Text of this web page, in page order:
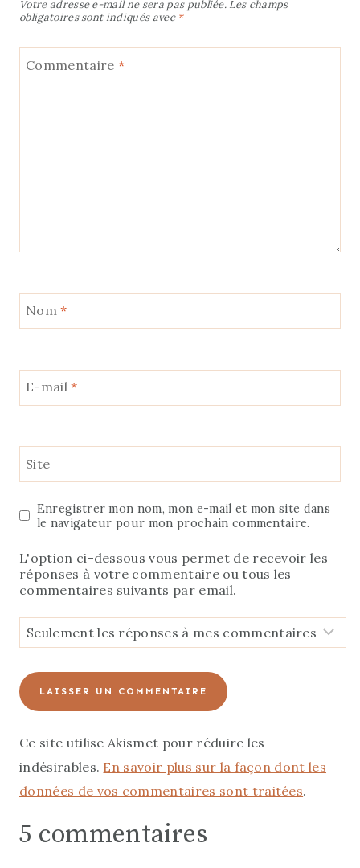
Votre adresse e-mail ne sera pas publiée. Les champs
obligatoires sont indiqués avec *
Commentaire *
Nom*
E-mail*
Site
Enregistrer mon nom, mon e-mail et mon site dans
le navigateur pour mon prochain commentaire.
L'option ci-dessous vous permet de recevoir les
réponses à votre commentaire ou tous les
commentaires suivants par email.
Ce site utilise Akismet pour réduire les
indésirables. En savoir plus sur la façon dont les
données de vos commentaires sont traitées.
5 commentaires